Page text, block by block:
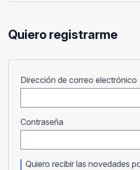
Quiero registrarme
Dirección de correo electrónico
Contraseña
Quiero recibir las novedades